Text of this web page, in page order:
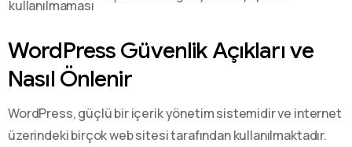
kullanılmaması
WordPress Güvenlik Açıkları ve
Nasıl Önlenir
WordPress, güçlü bir içerik yönetim sistemidir ve internet
üzerindeki birçok web sitesi tarafından kullanılmaktadır.